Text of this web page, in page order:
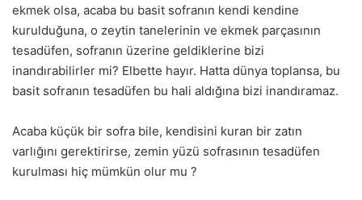
ekmek olsa, acaba bu basit sofranın kendi kendine
kurulduğuna, o zeytin tanelerinin ve ekmek parçasının
tesadüfen, sofranın üzerine geldiklerine bizi
inandırabilirler mi? Elbette hayır. Hatta dünya toplansa, bu
basit sofranın tesadüfen bu hali aldığına bizi inandıramaz.
Acaba küçük bir sofra bile, kendisini kuran bir zatın
varlığını gerektirirse, zemin yüzü sofrasının tesadüfen
kurulması hiç mümkün olur mu ?